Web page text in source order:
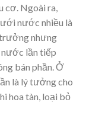
cơ. Ngoài ra,
nước nhiều là
nhưng
lần tiếp
bán phần. Ở
là lý tưởng cho
hoa tàn, loại bỏ